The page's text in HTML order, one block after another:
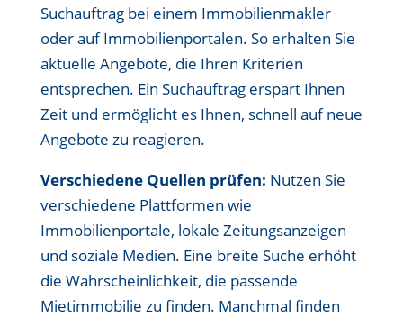
Suchauftrag bei einem Immobilienmakler
oder auf Immobilienportalen. So erhalten Sie
aktuelle Angebote, die Ihren Kriterien
entsprechen. Ein Suchauftrag erspart Ihnen
Zeit und ermöglicht es Ihnen, schnell auf neue
Angebote zu reagieren.
Verschiedene Quellen prüfen: Nutzen Sie
verschiedene Plattformen wie
Immobilienportale, lokale Zeitungsanzeigen
und soziale Medien. Eine breite Suche erhöht
die Wahrscheinlichkeit, die passende
Mietimmobilie zu finden. Manchmal finden